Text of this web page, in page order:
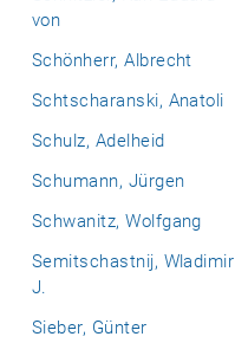
von
Schönherr, Albrecht
Schtscharanski, Anatoli
Schulz, Adelheid
Schumann, Jürgen
Schwanitz, Wolfgang
Semitschastnij, Wladimir
J.
Sieber, Günter